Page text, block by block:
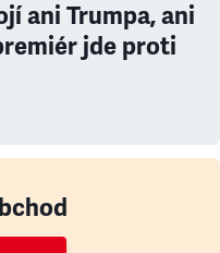
ani Trumpa, ani
jde proti